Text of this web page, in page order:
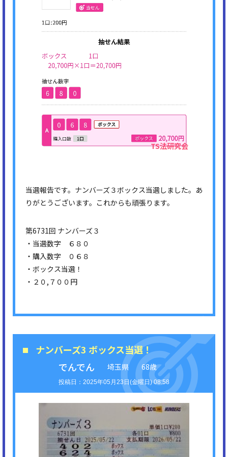
当選報告です。ナンバーズ３ボックス当選しました。あ
りがとうございます。これからも頑張ります。
第6731回 ナンバーズ３
・当選数字 ６８０
・購入数字 ０６８
・ボックス当選！
・２０,７００円
ナンバーズ3 ボックス当選！
でんでん
埼玉県 68歳
2025年05月23日(金曜日) 08:58